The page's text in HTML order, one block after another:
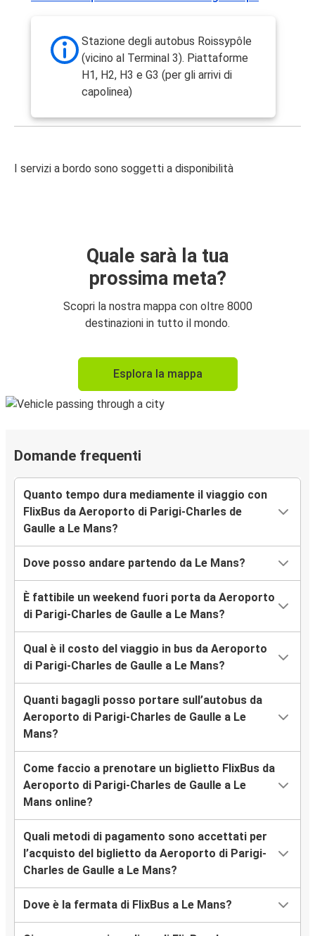
Stazione degli autobus Roissypôle
(vicino al Terminal 3). Piattaforme
H1, H2, H3 e G3 (per gli arrivi di
capolinea)
I servizi a bordo sono soggetti a disponibilità
Quale sarà la tua
prossima meta?
Scopri la nostra mappa con oltre 8000
destinazioni in tutto il mondo.
Esplora la mappa
Domande frequenti
Quanto tempo dura mediamente il viaggio con
FlixBus da Aeroporto di Parigi-Charles de
Gaulle a Le Mans?
Dove posso andare partendo da Le Mans?
È fattibile un weekend fuori porta da Aeroporto
di Parigi-Charles de Gaulle a Le Mans?
Qual è il costo del viaggio in bus da Aeroporto
di Parigi-Charles de Gaulle a Le Mans?
Quanti bagagli posso portare sull’autobus da
Aeroporto di Parigi-Charles de Gaulle a Le
Mans?
Come faccio a prenotare un biglietto FlixBus da
Aeroporto di Parigi-Charles de Gaulle a Le
Mans online?
Quali metodi di pagamento sono accettati per
l’acquisto del biglietto da Aeroporto di Parigi-
Charles de Gaulle a Le Mans?
Dove è la fermata di FlixBus a Le Mans?